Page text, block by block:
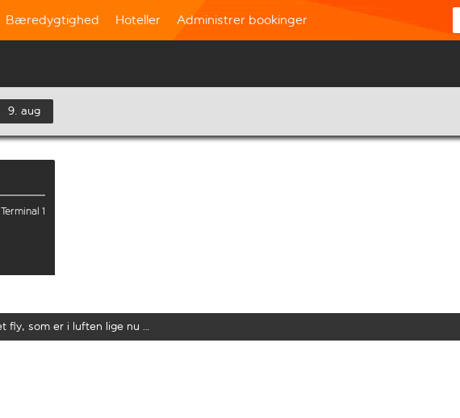
Bæredygtighed Hoteller Administrer bookinger
9. aug
Terminal 1
fly, som er i luften lige nu …